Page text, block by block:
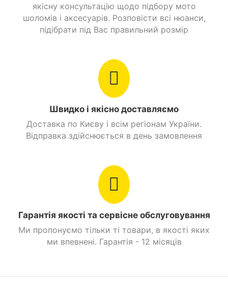
якісну консультацію щодо підбору мото
шоломів і аксесуарів. Розповісти всі нюанси,
підібрати під Вас правильний розмір
Швидко і якісно доставляємо
Доставка по Києву і всім регіонам України.
Відправка здійснюється в день замовлення
Гарантія якості та сервісне обслуговування
Ми пропонуємо тільки ті товари, в якості яких
ми впевнені. Гарантія - 12 місяців